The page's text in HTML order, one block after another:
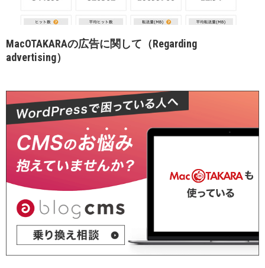
MacOTAKARAの広告に関して（Regarding
advertising）